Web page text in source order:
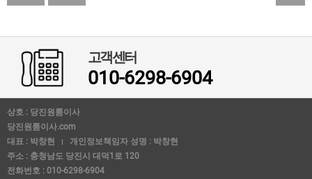
고객센터
010-6298-6904
상호 : 당진원룸이사
당진원룸이사.com
대표 : 박창현
개인정보책임자 성명 : 박창현
주소 : 충청남도 당진시 대덕1로 120
전화번호 : 010-6298-6904